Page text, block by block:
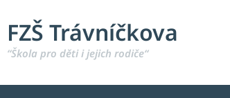
FZŠ Trávníčkova
“Škola pro děti i jejich rodiče“